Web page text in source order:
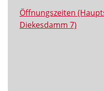
Öffnungszeiten
Diekesdamm 7)